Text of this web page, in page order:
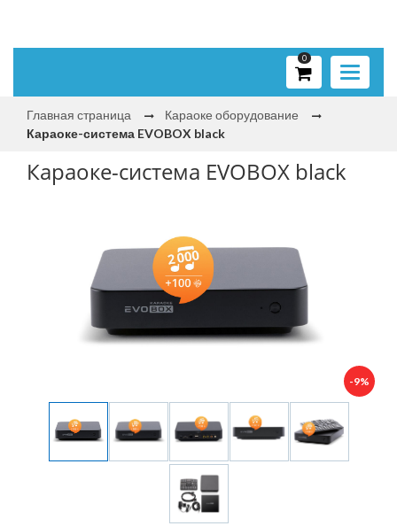
Toggle
0
Главная страница
Караоке оборудование
Караоке-система EVOBOX black
Караоке-система EVOBOX black
-9%